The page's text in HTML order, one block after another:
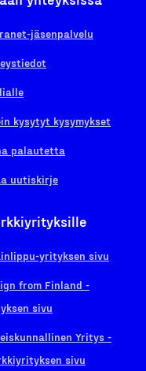
jäsenpalvelu
kysytyt kysymykset
palautetta
uutiskirje
yrityksen sivu
from Finland -
sivu
Yritys -
sivu